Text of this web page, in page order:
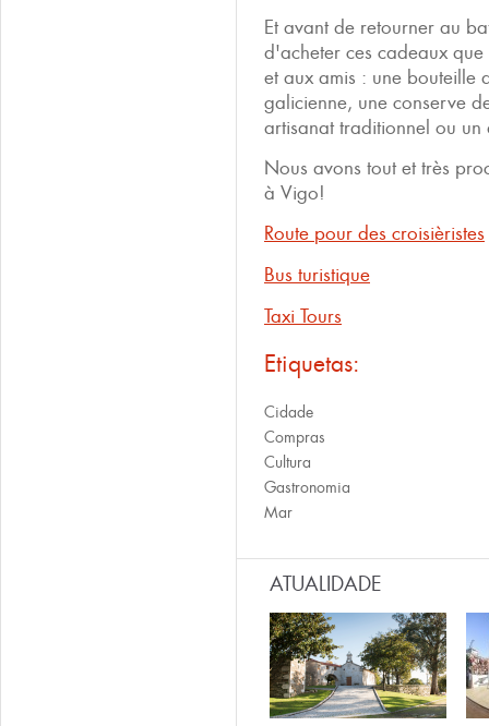
Et avant de retourner au
d'acheter ces cadeaux
et aux amis : une bouteille
galicienne, une conserve
artisanat traditionnel ou
Nous avons tout et très
à Vigo!
Route pour des croisièristes
Bus turistique
Taxi Tours
Etiquetas:
Cidade
Compras
Cultura
Gastronomia
Mar
ATUALIDADE